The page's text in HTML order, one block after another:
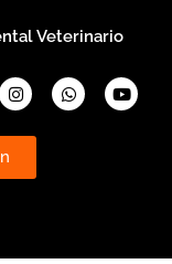
Veterinario
InstagramWhatsapp